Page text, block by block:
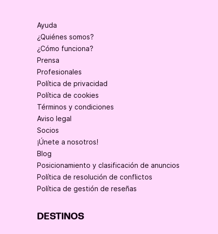
Ayuda
¿Quiénes somos?
¿Cómo funciona?
Prensa
Profesionales
Política de privacidad
Política de cookies
Términos y condiciones
Aviso legal
Socios
¡Únete a nosotros!
Blog
Posicionamiento y clasificación de anuncios
Política de resolución de conflictos
Política de gestión de reseñas
DESTINOS